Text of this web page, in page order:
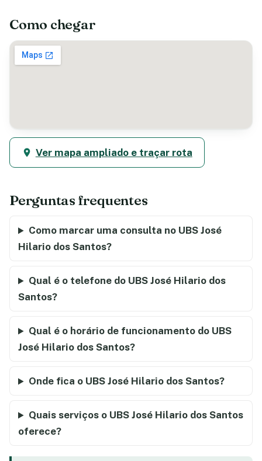
Como chegar
Ver mapa ampliado e traçar rota
Perguntas frequentes
Como marcar uma consulta no UBS José
Hilario dos Santos?
Qual é o telefone do UBS José Hilario dos
Santos?
Qual é o horário de funcionamento do UBS
José Hilario dos Santos?
Onde fica o UBS José Hilario dos Santos?
Quais serviços o UBS José Hilario dos Santos
oferece?